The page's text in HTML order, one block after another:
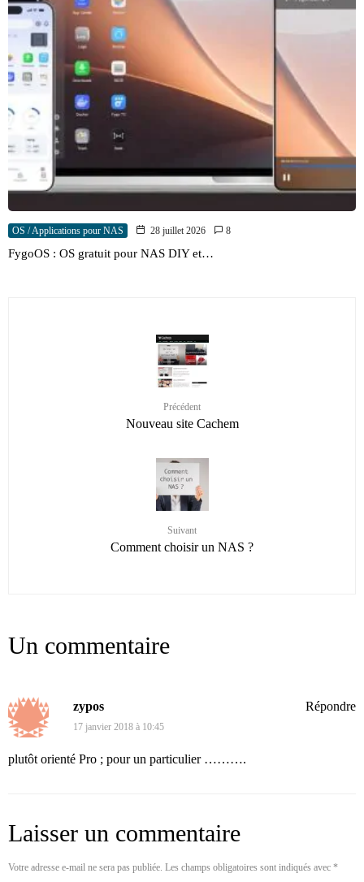
OS / Applications pour NAS 28 juillet 2026 8
FygoOS : OS gratuit pour NAS DIY et…
Précédent
Nouveau site Cachem
Suivant
Comment choisir un NAS ?
Un commentaire
zypos
17 janvier 2018 à 10:45
plutôt orienté Pro ; pour un particulier ……….
Répondre
Laisser un commentaire
Votre adresse e-mail ne sera pas publiée. Les champs obligatoires sont indiqués avec *